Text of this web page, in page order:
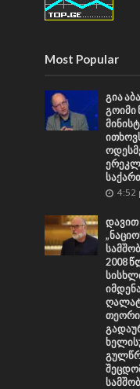
Most Popular
გია
გოიმი
4:52
2008